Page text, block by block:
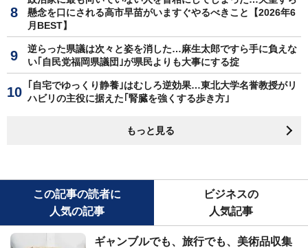
懸念を口にされる高市早苗がいますぐやるべきこと【2026年6
月BEST】
逆らった県議は次々と姿を消した…麻生太郎ですら手に負えな
い｢自民党福岡県議団｣が県民よりも大事にする掟
｢自宅でゆっくり静養｣はむしろ逆効果…東北大学名誉教授がリ
ハビリの主役に据えた｢腎臓を強くする歩き方｣
もっと見る
この記事の読者に
人気の記事
ビジネスの
人気記事
ギャンブルでも、旅行でも、美術品収集